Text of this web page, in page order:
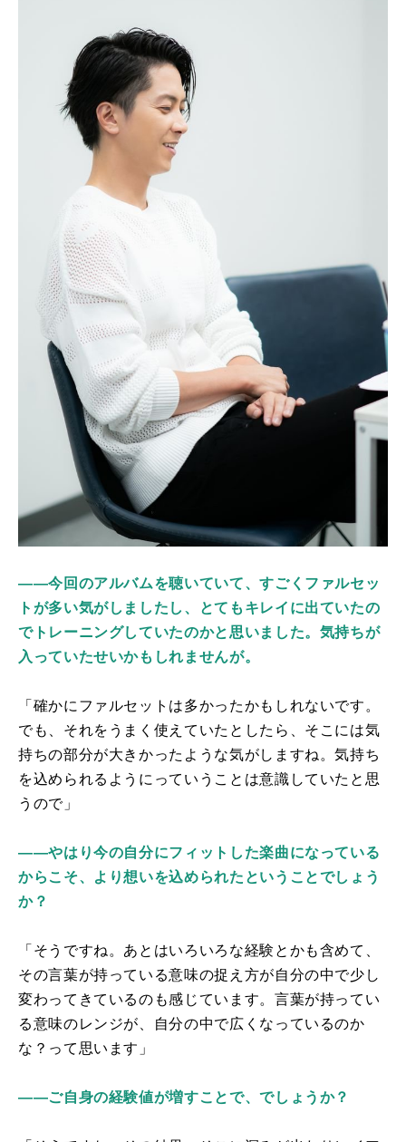
――今回のアルバムを聴いていて、すごくファルセッ
トが多い気がしましたし、とてもキレイに出ていたの
でトレーニングしていたのかと思いました。気持ちが
入っていたせいかもしれませんが。
「確かにファルセットは多かったかもしれないです。
でも、それをうまく使えていたとしたら、そこには気
持ちの部分が大きかったような気がしますね。気持ち
を込められるようにっていうことは意識していたと思
うので」
――やはり今の自分にフィットした楽曲になっている
からこそ、より想いを込められたということでしょう
か？
「そうですね。あとはいろいろな経験とかも含めて、
その言葉が持っている意味の捉え方が自分の中で少し
変わってきているのも感じています。言葉が持ってい
る意味のレンジが、自分の中で広くなっているのか
な？って思います」
――ご自身の経験値が増すことで、でしょうか？